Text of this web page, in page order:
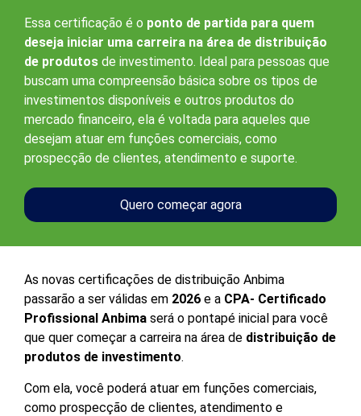
Essa certificação é o ponto de partida para quem
deseja iniciar uma carreira na área de distribuição
de produtos de investimento. Ideal para pessoas que
buscam uma compreensão básica sobre os tipos de
investimentos disponíveis e outros produtos do
mercado financeiro, ela é voltada para aqueles que
desejam atuar em funções comerciais, como
prospecção de clientes, atendimento e suporte.
Quero começar agora
As novas certificações de distribuição Anbima
passarão a ser válidas em 2026 e a CPA- Certificado
Profissional Anbima será o pontapé inicial para você
que quer começar a carreira na área de distribuição de
produtos de investimento.
Com ela, você poderá atuar em funções comerciais,
como prospecção de clientes, atendimento e